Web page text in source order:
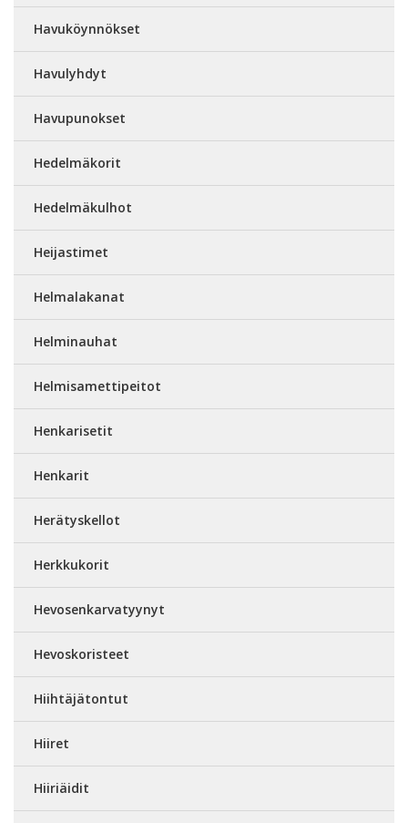
Havuköynnökset
Havulyhdyt
Havupunokset
Hedelmäkorit
Hedelmäkulhot
Heijastimet
Helmalakanat
Helminauhat
Helmisamettipeitot
Henkarisetit
Henkarit
Herätyskellot
Herkkukorit
Hevosenkarvatyynyt
Hevoskoristeet
Hiihtäjätontut
Hiiret
Hiiriäidit